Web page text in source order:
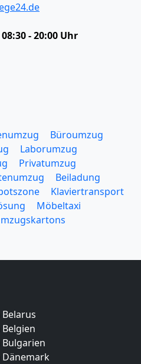
- 20:00 Uhr
Büroumzug
Laborumzug
Privatumzug
Beiladung
Klaviertransport
Möbeltaxi
Dänemark